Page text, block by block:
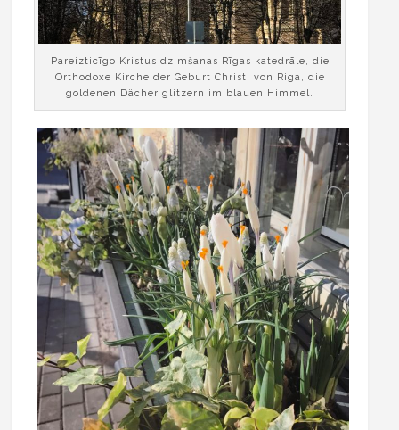
Pareizticīgo Kristus dzimšanas Rīgas katedrāle, die
Orthodoxe Kirche der Geburt Christi von Riga, die
goldenen Dächer glitzern im blauen Himmel.